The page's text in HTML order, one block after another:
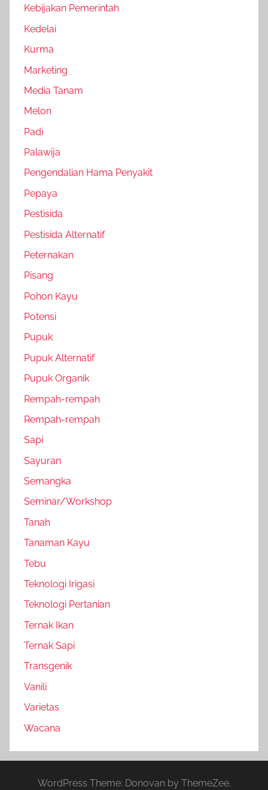
Kebijakan Pemerintah
Kedelai
Kurma
Marketing
Media Tanam
Melon
Padi
Palawija
Pengendalian Hama Penyakit
Pepaya
Pestisida
Pestisida Alternatif
Peternakan
Pisang
Pohon Kayu
Potensi
Pupuk
Pupuk Alternatif
Pupuk Organik
Rempah-rempah
Rempah-rempah
Sapi
Sayuran
Semangka
Seminar/Workshop
Tanah
Tanaman Kayu
Tebu
Teknologi Irigasi
Teknologi Pertanian
Ternak Ikan
Ternak Sapi
Transgenik
Vanili
Varietas
Wacana
WordPress Theme: Donovan by ThemeZee.